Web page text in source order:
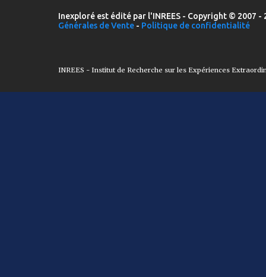
Inexploré est édité par l'INREES - Copyright © 2007
Générales de Vente - Politique de confidentialité
INREES - Institut de Recherche sur les Expériences